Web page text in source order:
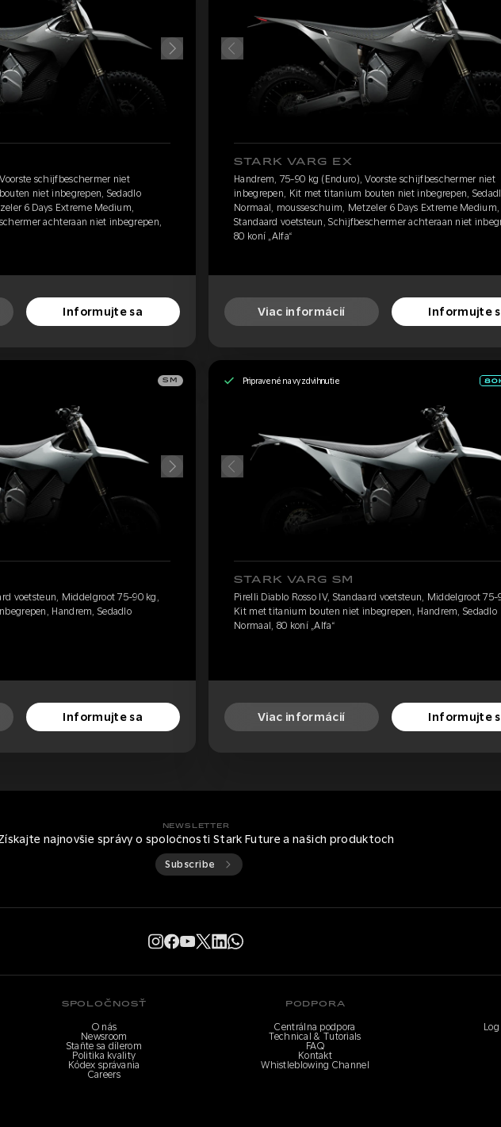
schijfbeschermer niet
niet inbegrepen, Sedadlo
6 Days Extreme Medium,
achteraan niet inbegrepen,
Informujte sa
STARK VARG EX
Handrem, 75-90 kg (Enduro), Voorste schijfbeschermer niet
inbegrepen, Kit met titanium bouten niet inbegrepen,
Normaal, mousseschuim, Metzeler 6 Days Extreme Medium,
Standaard voetsteun, Schijfbeschermer achteraan niet
80 koní „Alfa“
Viac informácií Informujte
SM
voetsteun, Middelgroot 75-90 kg,
Handrem, Sedadlo
Informujte sa
Pripravené na vyzdvihnutie
STARK VARG SM
Pirelli Diablo Rosso IV, Standaard voetsteun, Middelgroot 75-
Kit met titanium bouten niet inbegrepen, Handrem, Sedadlo
Normaal, 80 koní „Alfa“
Viac informácií Informujte
NEWSLETTER
najnovšie správy o spoločnosti Stark Future a našich produktoch
Subscribe
SPOLOČNOSŤ
O nás
Newsroom
Staňte sa dílerom
Politika kvality
Kódex správania
Careers
PODPORA
Centrálna podpora
Technical & Tutorials
FAQ
Kontakt
Whistleblowing Channel